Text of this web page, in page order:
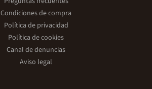
Condiciones de compra
Política de privacidad
Política de cookies
Canal de denuncias
Aviso legal